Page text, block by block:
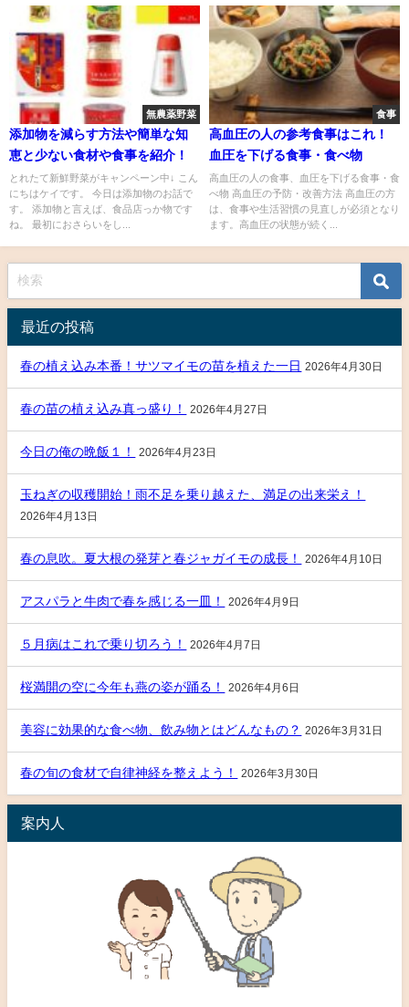
無農薬野菜
添加物を減らす方法や簡単な知
恵と少ない食材や食事を紹介！
とれたて新鮮野菜がキャンペーン中↓ こん
にちはケイです。 今日は添加物のお話で
す。 添加物と言えば、食品店っか物です
ね。 最初におさらいをし...
食事
高血圧の人の参考食事はこれ！
血圧を下げる食事・食べ物
高血圧の人の食事、血圧を下げる食事・食
べ物 高血圧の予防・改善方法 高血圧の方
は、食事や生活習慣の見直しが必須となり
ます。高血圧の状態が続く...
最近の投稿
春の植え込み本番！サツマイモの苗を植えた一日 2026年4月30日
春の苗の植え込み真っ盛り！ 2026年4月27日
今日の俺の晩飯１！ 2026年4月23日
玉ねぎの収穫開始！雨不足を乗り越えた、満足の出来栄え！
2026年4月13日
春の息吹。夏大根の発芽と春ジャガイモの成長！ 2026年4月10日
アスパラと牛肉で春を感じる一皿！ 2026年4月9日
５月病はこれで乗り切ろう！ 2026年4月7日
桜満開の空に今年も燕の姿が踊る！ 2026年4月6日
美容に効果的な食べ物、飲み物とはどんなもの？ 2026年3月31日
春の旬の食材で自律神経を整えよう！ 2026年3月30日
案内人